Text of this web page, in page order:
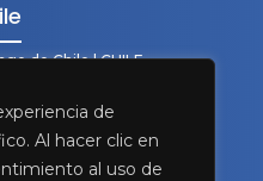
de
Al hacer clic en
al uso de
de Chile | CHILE